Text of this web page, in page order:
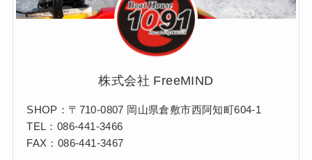
株式会社 FreeMIND
SHOP：〒710-0807 岡山県倉敷市西阿知町604-1
TEL：086-441-3466
FAX：086-441-3467